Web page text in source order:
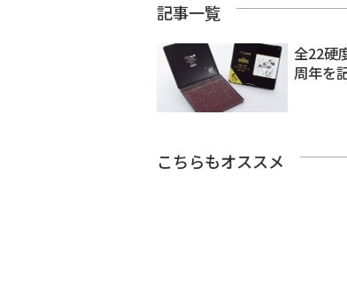
記事一覧
全22硬
周年を
こちらもオススメ